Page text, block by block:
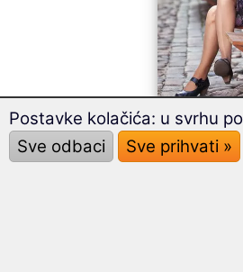
Postavke kolačića: u svrhu
Sve odbaci
Sve prihvati »